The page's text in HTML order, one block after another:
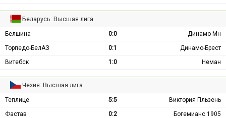
Беларусь: Высшая лига
Белшина 0:0
Динамо Мн
Торпедо-БелАЗ
0:1
Динамо-Брест
Витебск
1:0 Неман
Чехия: Высшая лига
Теплице 5:5
Виктория Пльзень
Фастав
0:2 Богемианс 1905